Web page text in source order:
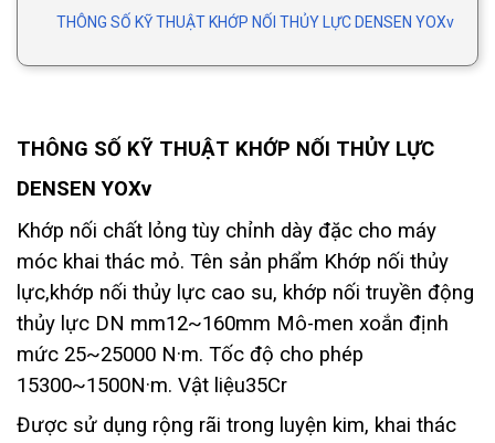
THÔNG SỐ KỸ THUẬT KHỚP NỐI THỦY LỰC DENSEN YOXv
THÔNG SỐ KỸ THUẬT KHỚP NỐI THỦY LỰC
DENSEN YOXv
Khớp nối chất lỏng tùy chỉnh dày đặc cho máy
móc khai thác mỏ. Tên sản phẩm Khớp nối thủy
lực,khớp nối thủy lực cao su, khớp nối truyền động
thủy lực DN mm12~160mm Mô-men xoắn định
mức 25~25000 N·m. Tốc độ cho phép
15300~1500N·m. Vật liệu35Cr
Được sử dụng rộng rãi trong luyện kim, khai thác